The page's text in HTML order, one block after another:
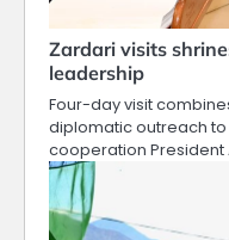
Zardari visits
leadership
Four-day visit
diplomatic outreach
cooperation President